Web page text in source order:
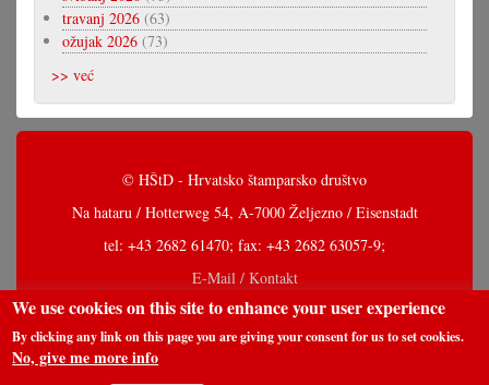
travanj 2026 (63)
ožujak 2026 (73)
>> već
© HŠtD - Hrvatsko štamparsko društvo
Na hataru / Hotterweg 54, A-7000 Željezno / Eisenstadt
tel: +43 2682 61470; fax: +43 2682 63057-9;
E-Mail / Kontakt
We use cookies on this site to enhance your user experience
By clicking any link on this page you are giving your consent for us to set cookies.
No, give me more info